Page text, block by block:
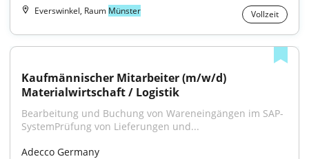
Everswinkel, Raum Münster Vollzeit
Kaufmännischer Mitarbeiter (m/w/d)
Materialwirtschaft / Logistik
Bearbeitung und Buchung von Wareneingängen im SAP-
SystemPrüfung von Lieferungen und...
Adecco Germany